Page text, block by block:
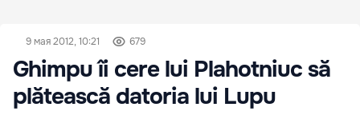
9 мая 2012, 10:21 679
Ghimpu îi cere lui Plahotniuc să
plătească datoria lui Lupu